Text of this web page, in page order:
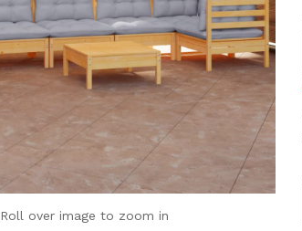
Roll over image to zoom in